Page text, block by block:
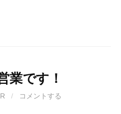
業です！
/ コメントする